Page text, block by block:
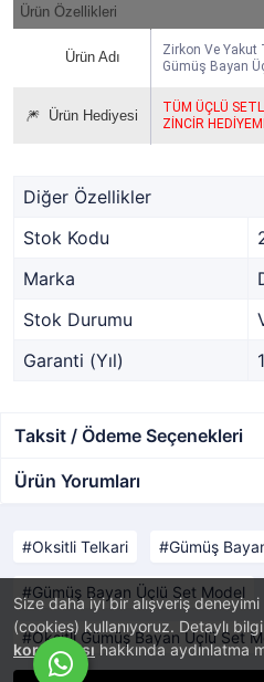
Size daha iyi bir alışveriş
(cookies) kullanıyoruz. Detaylı
korunmasıhakkında aydınlatma
Ürün Özellikleri
Ürün Adı
Zirkon Ve Yakut
Gümüş Bayan
🎆 Ürün Hediyesi
TÜM ÜÇLÜ
ZİNCİR
Diğer Özellikler
Stok Kodu
Marka
Stok Durumu
Garanti (Yıl)
1
Taksit / Ödeme Seçenekleri
Ürün Yorumları
Oksitli Telkari Gümüş
Gümüş Bayan Üçlü Set Model
Oksitli Gümüş Bayan Üçlü Set